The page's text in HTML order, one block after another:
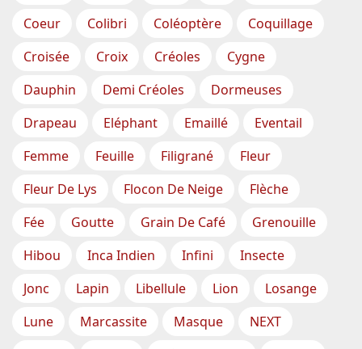
Coeur
Colibri Coléoptère
Coquillage
Croisée
Croix Créoles
Cygne
Dauphin
Demi Créoles
Dormeuses
Drapeau
Eléphant Emaillé
Eventail
Femme
Feuille Filigrané
Fleur
Fleur De Lys
Flocon De Neige
Flèche
Fée
Goutte Grain De Café
Grenouille
Hibou
Inca Indien Infini
Insecte
Jonc
Lapin Libellule Lion
Losange
Lune
Marcassite Masque
NEXT